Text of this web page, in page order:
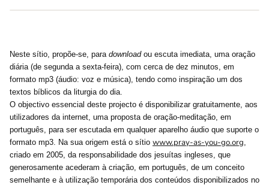
Neste sítio, propõe-se, para downloadou escuta imediata, uma oração
diária (de segunda a sexta-feira), com cerca de dez minutos, em
formato mp3 (áudio: voz e música), tendo como inspiração um dos
textos bíblicos da liturgia do dia.
O objectivo essencial deste projecto é disponibilizar gratuitamente, aos
utilizadores da internet, uma proposta de oração-meditação, em
português, para ser escutada em qualquer aparelho áudio que suporte o
formato mp3. Na sua origem está o sítio www.pray-as-you-go.org
criado em 2005, da responsabilidade dos jesuítas ingleses, que
generosamente acederam à criação, em português, de um conceito
semelhante e à utilização temporária dos conteúdos disponibilizados no